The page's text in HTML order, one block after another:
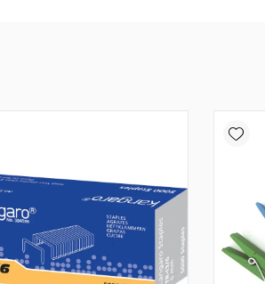
Add wishlist